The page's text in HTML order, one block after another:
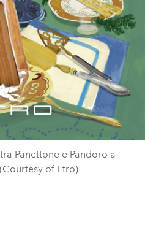
Panettone e Pandoro a
of Etro)